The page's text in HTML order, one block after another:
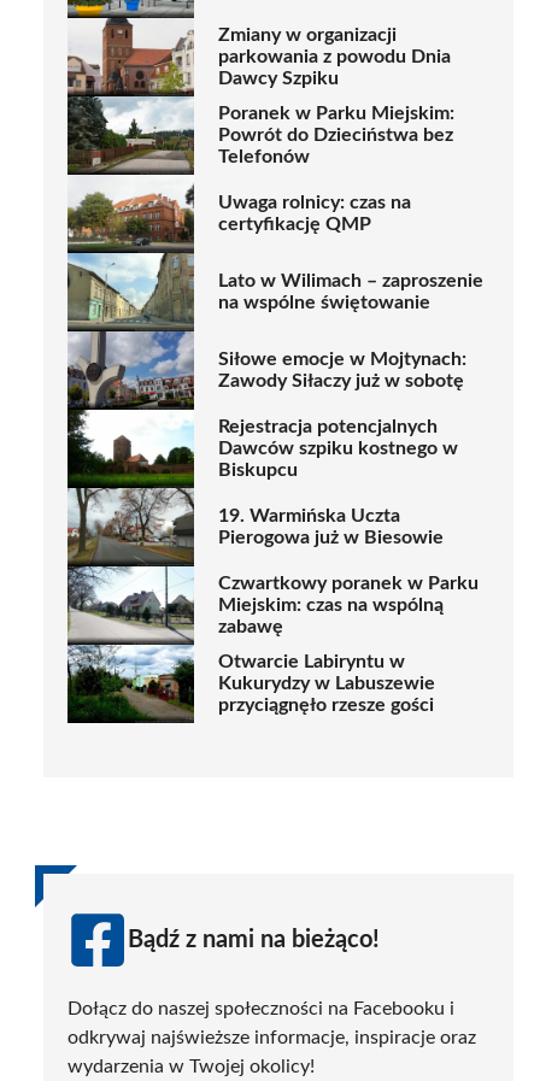
Zmiany w organizacji
parkowania z powodu Dnia
Dawcy Szpiku
Poranek w Parku Miejskim:
Powrót do Dzieciństwa bez
Telefonów
Uwaga rolnicy: czas na
certyfikację QMP
Lato w Wilimach – zaproszenie
na wspólne świętowanie
Siłowe emocje w Mojtynach:
Zawody Siłaczy już w sobotę
Rejestracja potencjalnych
Dawców szpiku kostnego w
Biskupcu
19. Warmińska Uczta
Pierogowa już w Biesowie
Czwartkowy poranek w Parku
Miejskim: czas na wspólną
zabawę
Otwarcie Labiryntu w
Kukurydzy w Labuszewie
przyciągnęło rzesze gości
Bądź z nami na bieżąco!
Dołącz do naszej społeczności na Facebooku i
odkrywaj najświeższe informacje, inspiracje oraz
wydarzenia w Twojej okolicy!